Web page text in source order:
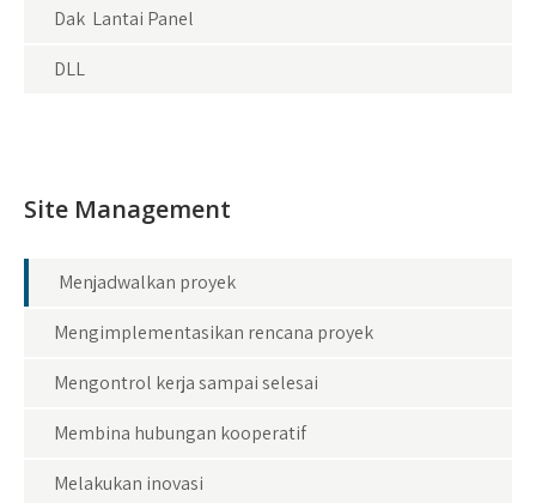
Dak Lantai Panel
DLL
Site Management
Menjadwalkan proyek
Mengimplementasikan rencana proyek
Mengontrol kerja sampai selesai
Membina hubungan kooperatif
Melakukan inovasi